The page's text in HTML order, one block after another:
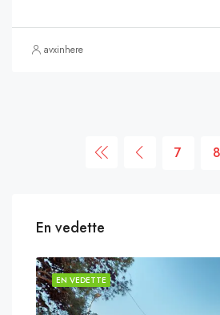
avxinhere
7 8
En vedette
EN VEDETTE